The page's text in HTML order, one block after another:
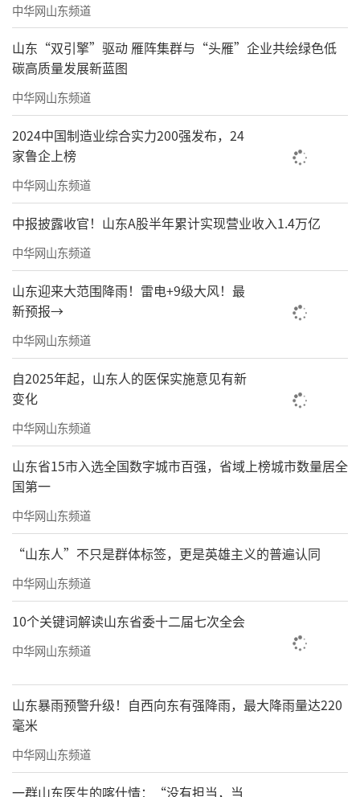
中华网山东频道
山东“双引擎”驱动 雁阵集群与“头雁”企业共绘绿色低
碳高质量发展新蓝图
中华网山东频道
2024中国制造业综合实力200强发布，24
家鲁企上榜
中华网山东频道
中报披露收官！山东A股半年累计实现营业收入1.4万亿
中华网山东频道
山东迎来大范围降雨！雷电+9级大风！最
新预报→
中华网山东频道
自2025年起，山东人的医保实施意见有新
变化
中华网山东频道
山东省15市入选全国数字城市百强，省域上榜城市数量居全
国第一
中华网山东频道
“山东人”不只是群体标签，更是英雄主义的普遍认同
中华网山东频道
10个关键词解读山东省委十二届七次全会
中华网山东频道
山东暴雨预警升级！自西向东有强降雨，最大降雨量达220
毫米
中华网山东频道
一群山东医生的喀什情：“没有担当，当